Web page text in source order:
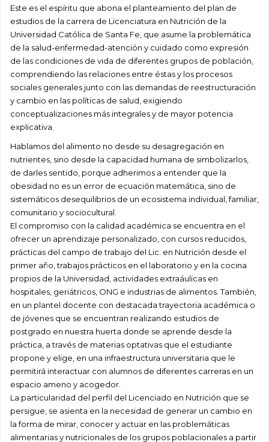
Este es el espíritu que abona el planteamiento del plan de
estudios de la carrera de Licenciatura en Nutrición de la
Universidad Católica de Santa Fe, que asume la problemática
de la salud-enfermedad-atención y cuidado como expresión
de las condiciones de vida de diferentes grupos de población,
comprendiendo las relaciones entre éstas y los procesos
sociales generales junto con las demandas de reestructuración
y cambio en las políticas de salud, exigiendo
conceptualizaciones más integrales y de mayor potencia
explicativa.
Hablamos del alimento no desde su desagregación en
nutrientes, sino desde la capacidad humana de simbolizarlos,
de darles sentido, porque adherimos a entender que la
obesidad no es un error de ecuación matemática, sino de
sistemáticos desequilibrios de un ecosistema individual, familiar,
comunitario y sociocultural.
El compromiso con la calidad académica se encuentra en el
ofrecer un aprendizaje personalizado, con cursos reducidos,
prácticas del campo de trabajo del Lic. en Nutrición desde el
primer año, trabajos prácticos en el laboratorio y en la cocina
propios de la Universidad, actividades extraáulicas en
hospitales, geriátricos, ONG e industrias de alimentos. También,
en un plantel docente con destacada trayectoria académica o
de jóvenes que se encuentran realizando estudios de
postgrado en nuestra huerta donde se aprende desde la
práctica, a través de materias optativas que el estudiante
propone y elige, en una infraestructura universitaria que le
permitirá interactuar con alumnos de diferentes carreras en un
espacio ameno y acogedor.
La particularidad del perfil del Licenciado en Nutrición que se
persigue, se asienta en la necesidad de generar un cambio en
la forma de mirar, conocer y actuar en las problemáticas
alimentarias y nutricionales de los grupos poblacionales a partir